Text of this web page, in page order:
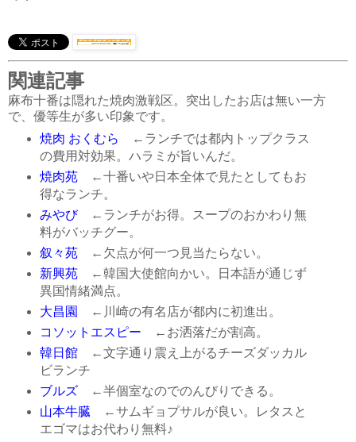
関連記事
麻布十番は隠れた焼肉激戦区。突出したお店は無い一方
で、優等生が多い印象です。
焼肉 おくむら ←ランチでは都内トップクラス
の費用対効果。ハラミが旨いんだ。
焼肉苑←十番いや日本全体で見たとしてもお
得なランチ。
みやび←ランチがお得。スープのおかわり無
料がバッチグー。
叙々苑←欠点が何一つ見当たらない。
新興苑←韓国大使館向かい。日本語が通じず
異国情緒満点。
大昌園
←川崎の有名店が都内に初進出。
コソットエスピー ←お洒落だが割高。
韓日館←文字通り震え上がるチーズダッカル
ビランチ
ブルズ←半個室なのでのんびりできる。
山本牛臓 ←サムギョプサルが良い。レタスと
エゴマはお代わり無料♪